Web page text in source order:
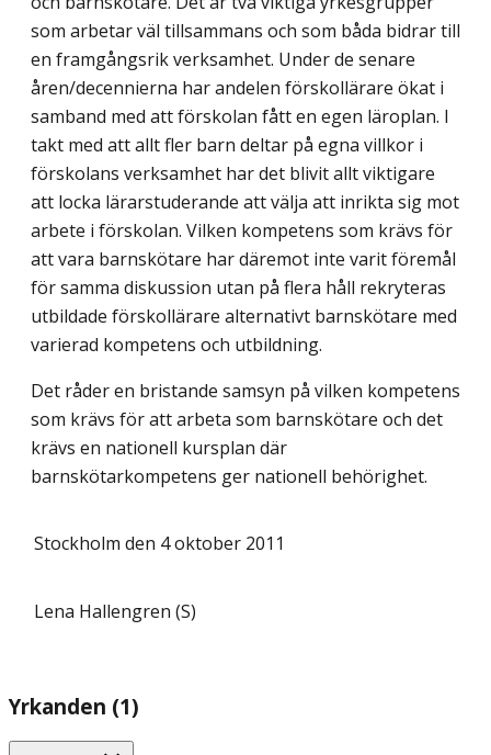
som arbetar väl tillsammans och som båda bidrar till
en framgångsrik verksamhet. Under de senare
åren/decennierna har andelen förskollärare ökat i
samband med att förskolan fått en egen läroplan. I
takt med att allt fler barn deltar på egna villkor i
förskolans verksamhet har det blivit allt viktigare
att locka lärarstuderande att välja att inrikta sig mot
arbete i förskolan. Vilken kompetens som krävs för
att vara barnskötare har däremot inte varit föremål
för samma diskussion utan på flera håll rekryteras
utbildade förskollärare alternativt barnskötare med
varierad kompetens och utbildning.
Det råder en bristande samsyn på vilken kompetens
som krävs för att arbeta som barnskötare och det
krävs en nationell kursplan där
barnskötarkompetens ger nationell behörighet.
Stockholm den 4 oktober 2011
Lena Hallengren (S)
Yrkanden (1)